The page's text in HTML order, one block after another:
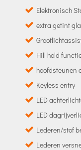
Elektronisch
extra getint
Hill hold
hoofdsteunen
Keyless entry
LED
LED
Lederen/stof
Lederen